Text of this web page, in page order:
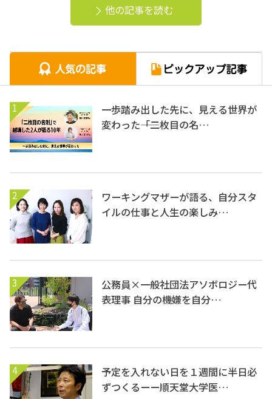
他の記事を読む
1
一歩踏み出した先に、見える世界が
変わった――「二枚目の名…
2
ワーキングマザーが語る、自分スタ
イルの仕事と人生の楽しみ…
3
公務員×一般社団法アソボロジー代
表理事 自分の機嫌を自分…
4
予定を入れない日を１週間に半日必
ずつくるーー順天堂大学医…